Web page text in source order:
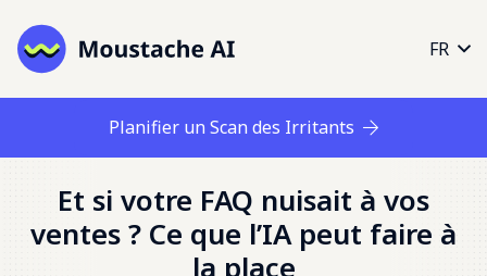
FR
Planifier un Scan des Irritants
Et si votre FAQ nuisait à vos
ventes ? Ce que l’IA peut faire à
la place